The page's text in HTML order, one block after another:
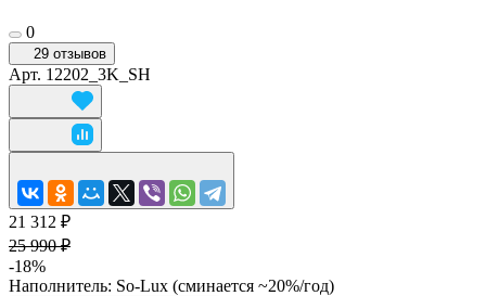
0
29 отзывов
Арт. 12202_3K_SH
21 312 ₽
25 990 ₽
-18%
Наполнитель: So-Lux (cминается ~20%/год)